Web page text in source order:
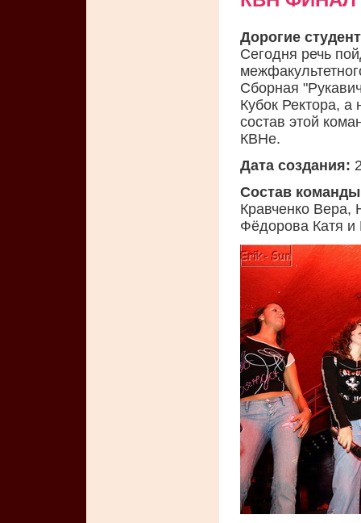
Дорогие
Сегодня речь
Сборная
Кубок Ректора, а
состав этой
КВНе.
Дата создания:
Состав
Кравченко Вера,
Фёдорова Катя